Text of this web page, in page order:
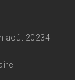
août 20234